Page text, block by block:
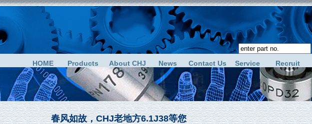
HOME Products About CHJ News Contact Us Service Recruit
春风如故，CHJ老地方6.1J38等您